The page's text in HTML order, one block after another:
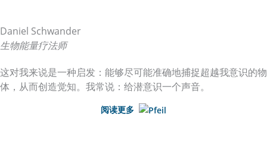
Daniel Schwander
生物能量疗法师
这对我来说是一种启发：能够尽可能准确地捕捉超越我意识的物
体，从而创造觉知。我常说：给潜意识一个声音。
阅读更多